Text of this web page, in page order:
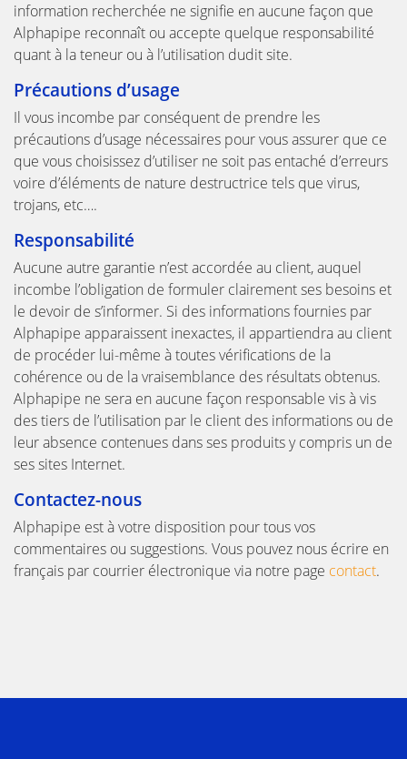
information recherchée ne signifie en aucune façon que
Alphapipe reconnaît ou accepte quelque responsabilité
quant à la teneur ou à l’utilisation dudit site.
Précautions d’usage
Il vous incombe par conséquent de prendre les
précautions d’usage nécessaires pour vous assurer que ce
que vous choisissez d’utiliser ne soit pas entaché d’erreurs
voire d’éléments de nature destructrice tels que virus,
trojans, etc….
Responsabilité
Aucune autre garantie n’est accordée au client, auquel
incombe l’obligation de formuler clairement ses besoins et
le devoir de s’informer. Si des informations fournies par
Alphapipe apparaissent inexactes, il appartiendra au client
de procéder lui-même à toutes vérifications de la
cohérence ou de la vraisemblance des résultats obtenus.
Alphapipe ne sera en aucune façon responsable vis à vis
des tiers de l’utilisation par le client des informations ou de
leur absence contenues dans ses produits y compris un de
ses sites Internet.
Contactez-nous
Alphapipe est à votre disposition pour tous vos
commentaires ou suggestions. Vous pouvez nous écrire en
français par courrier électronique via notre page contact.